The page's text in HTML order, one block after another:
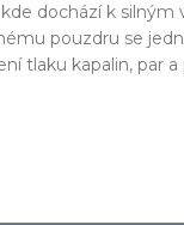
dochází k
pouzdru se
tlaku kapalin, par